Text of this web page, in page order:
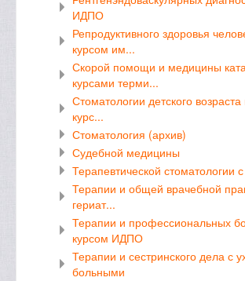
ИДПО
Репродуктивного здоровья
курсом им...
Скорой помощи и медицины
курсами терми...
Стоматологии детского
курс...
Стоматология (архив)
Судебной медицины
Терапевтической стоматологии
Терапии и общей врачебной
гериат...
Терапии и профессиональных
курсом ИДПО
Терапии и сестринского дела с
больными